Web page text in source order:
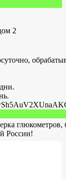
2
глюкометров,
России!